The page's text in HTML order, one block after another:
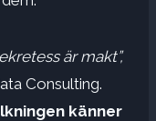
är makt”,
Consulting.
känner